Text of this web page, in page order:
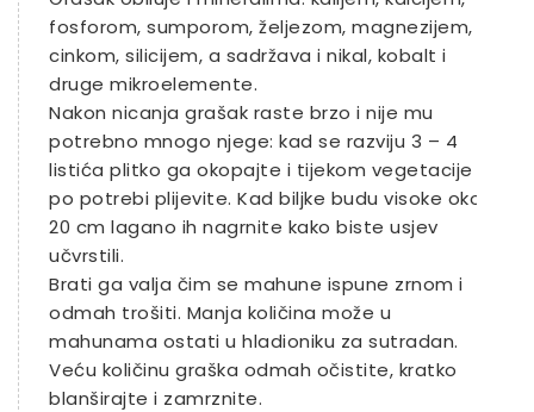
fosforom, sumporom, željezom, magnezijem,
cinkom, silicijem, a sadržava i nikal, kobalt i
druge mikroelemente.
Nakon nicanja grašak raste brzo i nije mu
potrebno mnogo njege: kad se razviju 3 – 4
listića plitko ga okopajte i tijekom vegetacije
po potrebi plijevite. Kad biljke budu visoke oko
20 cm lagano ih nagrnite kako biste usjev
učvrstili.
Brati ga valja čim se mahune ispune zrnom i
odmah trošiti. Manja količina može u
mahunama ostati u hladioniku za sutradan.
Veću količinu graška odmah očistite, kratko
blanširajte i zamrznite.